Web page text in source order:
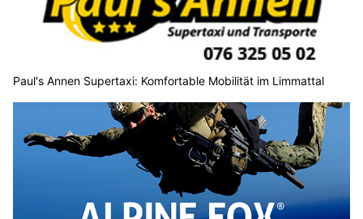
Paul's Annen Supertaxi: Komfortable Mobilität im Limmattal